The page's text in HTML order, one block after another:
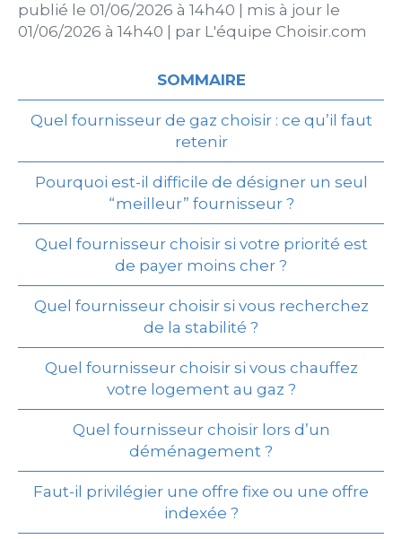
publié le 01/06/2026 à 14h40
mis à jour le
01/06/2026 à 14h40
par L'équipe Choisir.com
SOMMAIRE
Quel fournisseur de gaz choisir : ce qu’il faut
retenir
Pourquoi est-il difficile de désigner un seul
“meilleur” fournisseur ?
Quel fournisseur choisir si votre priorité est
de payer moins cher ?
Quel fournisseur choisir si vous recherchez
de la stabilité ?
Quel fournisseur choisir si vous chauffez
votre logement au gaz ?
Quel fournisseur choisir lors d’un
déménagement ?
Faut-il privilégier une offre fixe ou une offre
indexée ?